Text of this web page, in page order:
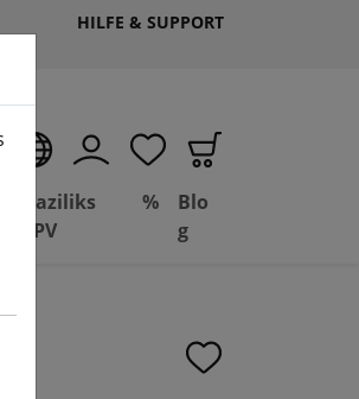
HILFE & SUPPORT
Baziliks
FPV
%
Blo
g